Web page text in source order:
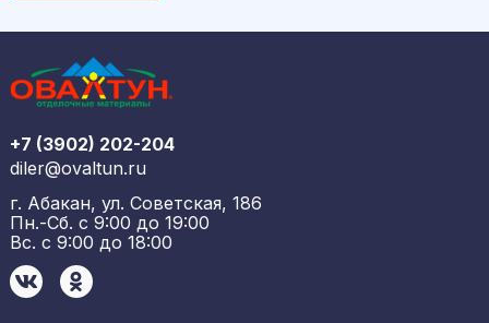
г. Абакан, ул. Советская, 186
Пн.-Сб. с 9:00 до 19:00
Вс. с 9:00 до 18:00
+7 (3902) 202-204
diler@ovaltun.ru